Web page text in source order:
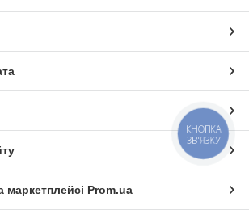
маркетплейсі Prom.ua
КНОПКА
ЗВ'ЯЗКУ